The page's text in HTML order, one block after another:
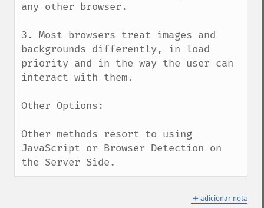
any other browser.
3. Most browsers treat images and
backgrounds differently, in load
priority and in the way the user can
interact with them.
Other Options:
Other methods resort to using
JavaScript or Browser Detection on
the Server Side.
＋ adicionar nota